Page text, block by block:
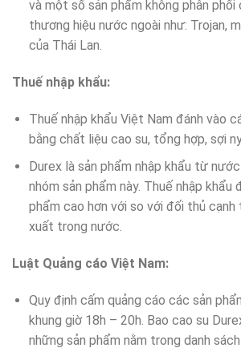
và một số sản phẩm không phân
thương hiệu nước ngoài như: Trojan,
của Thái Lan.
Thuế nhập khẩu:
Thuế nhập khẩu Việt Nam đánh vào
bằng chất liệu cao su, tổng hợp, sợi
Durex là sản phẩm nhập khẩu từ
nhóm sản phẩm này. Thuế nhập khẩu
phẩm cao hơn với so với đối thủ
xuất trong nước.
Luật Quảng cáo Việt Nam:
Quy định cấm quảng cáo các sản
khung giờ 18h – 20h. Bao cao su
những sản phẩm nằm trong danh